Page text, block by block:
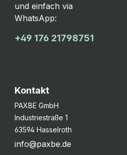
und einfach via
WhatsApp:
+49 176 21798751
Kontakt
PAXBE GmbH
Industriestraße 1
63594 Hasselroth
info@paxbe.de